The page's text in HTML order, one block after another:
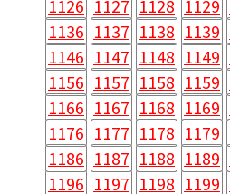
1126 1127 1128 1129
1136 1137 1138 1139
1146 1147 1148 1149
1156 1157 1158 1159
1166 1167 1168 1169
1176 1177 1178 1179
1186 1187 1188 1189
1196 1197 1198 1199